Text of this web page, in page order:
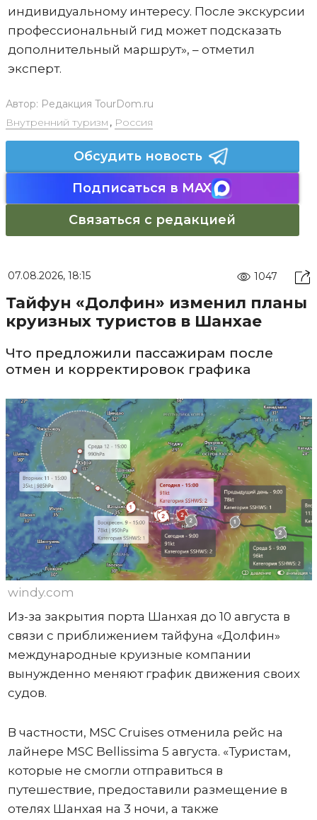
индивидуальному интересу. После экскурсии
профессиональный гид может подсказать
дополнительный маршрут», – отметил
эксперт.
Автор: Редакция TourDom.ru
Внутренний туризм , Россия
Обсудить новость
Подписаться в MAX
Связаться с редакцией
07.08.2026, 18:15 1047
Тайфун «Долфин» изменил планы
круизных туристов в Шанхае
Что предложили пассажирам после
отмен и корректировок графика
windy.com
Из-за закрытия порта Шанхая до 10 августа в
связи с приближением тайфуна «Долфин»
международные круизные компании
вынужденно меняют график движения своих
судов.
В частности, MSC Cruises отменила рейс на
лайнере MSC Bellissima 5 августа. «Туристам,
которые не смогли отправиться в
путешествие, предоставили размещение в
отелях Шанхая на 3 ночи, а также